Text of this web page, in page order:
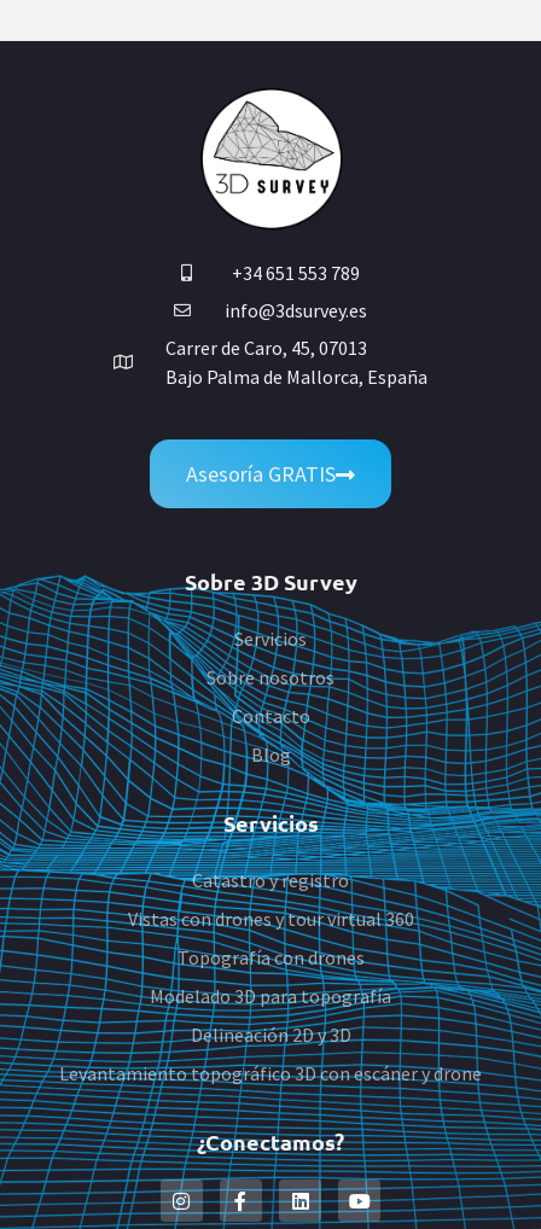
+34 651 553 789
info@3dsurvey.es
Carrer de Caro, 45, 07013
Bajo Palma de Mallorca, España
Asesoría GRATIS
Sobre 3D Survey
Servicios
Sobre nosotros
Contacto
Blog
Servicios
Catastro y registro
Vistas con drones y tour virtual 360
Topografía con drones
Modelado 3D para topografía
Delineación 2D y 3D
Levantamiento topográfico 3D con escáner y drone
¿Conectamos?